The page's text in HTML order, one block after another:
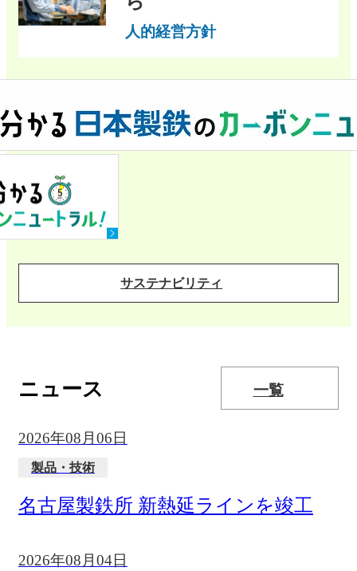
人的経営方針
サステナビリティ
ニュース 一覧
2026年08月06日
製品・技術
名古屋製鉄所 新熱延ラインを竣工
2026年08月04日